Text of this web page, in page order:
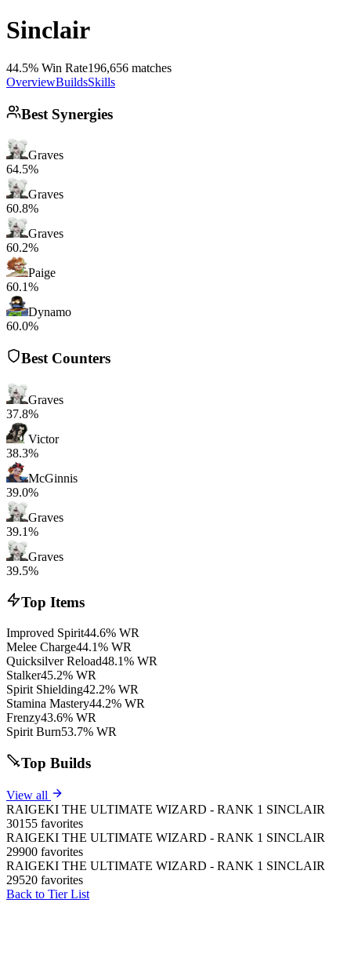
Sinclair
44.5% Win Rate196,656 matches
OverviewBuildsSkills
Best Synergies
Graves
64.5%
Graves
60.8%
Graves
60.2%
Paige
60.1%
Dynamo
60.0%
Best Counters
Graves
37.8%
Victor
38.3%
McGinnis
39.0%
Graves
39.1%
Graves
39.5%
Top Items
Improved Spirit44.6% WR
Melee Charge44.1% WR
Quicksilver Reload48.1% WR
Stalker45.2% WR
Spirit Shielding42.2% WR
Stamina Mastery44.2% WR
Frenzy43.6% WR
Spirit Burn53.7% WR
Top Builds
View all
RAIGEKI THE ULTIMATE WIZARD - RANK 1 SINCLAIR
30155 favorites
RAIGEKI THE ULTIMATE WIZARD - RANK 1 SINCLAIR
29900 favorites
RAIGEKI THE ULTIMATE WIZARD - RANK 1 SINCLAIR
29520 favorites
Back to Tier List